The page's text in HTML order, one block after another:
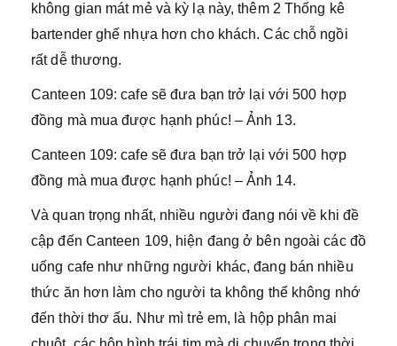
không gian mát mẻ và kỳ lạ này, thêm 2 Thống kê
bartender ghế nhựa hơn cho khách. Các chỗ ngồi
rất dễ thương.
Canteen 109: cafe sẽ đưa bạn trở lại với 500 hợp
đồng mà mua được hạnh phúc! – Ảnh 13.
Canteen 109: cafe sẽ đưa bạn trở lại với 500 hợp
đồng mà mua được hạnh phúc! – Ảnh 14.
Và quan trọng nhất, nhiều người đang nói về khi đề
cập đến Canteen 109, hiện đang ở bên ngoài các đồ
uống cafe như những người khác, đang bán nhiều
thức ăn hơn làm cho người ta không thể không nhớ
đến thời thơ ấu. Như mì trẻ em, là hộp phân mai